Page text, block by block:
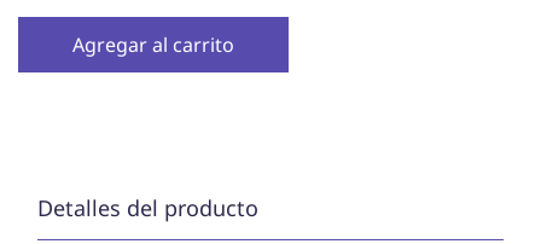
Agregar al carrito
Detalles del producto